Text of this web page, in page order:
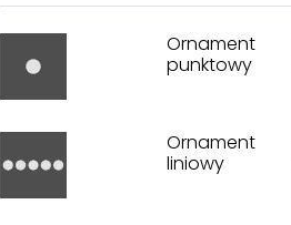
Ornament
punktowy
Ornament
liniowy